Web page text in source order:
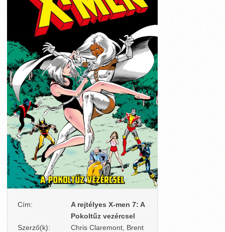
Cím:
A rejtélyes X-men 7: A
Pokoltűz vezércsel
Szerző(k):
Chris Claremont, Brent